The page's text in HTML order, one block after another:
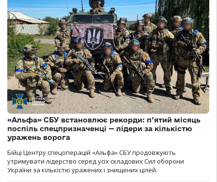
«Альфа» СБУ встановлює рекорди: п’ятий місяць
поспіль спецпризначенці — лідери за кількістю
уражень ворога
Бійці Центру спецоперацій «Альфа» СБУ продовжують
утримувати лідерство серед усіх складових Сил оборони
України за кількістю уражених і знищених цілей.